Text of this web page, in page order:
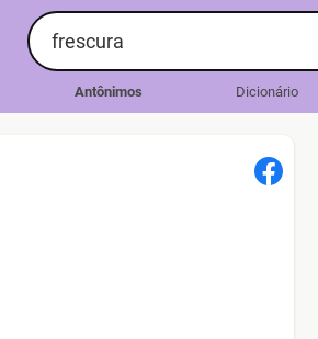
Antônimos Dicionário